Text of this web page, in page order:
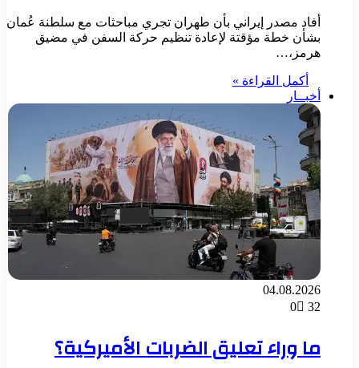
أفاد مصدر إيراني بأن طهران تجري مباحثات مع سلطنة عُمان
بشأن خطة مؤقتة لإعادة تنظيم حركة السفن في مضيق
هرمز،…
أكمل القراءة »
أخبــار
04.08.2026
0
32
ما وراء تعليق الضربات الأميركية؟